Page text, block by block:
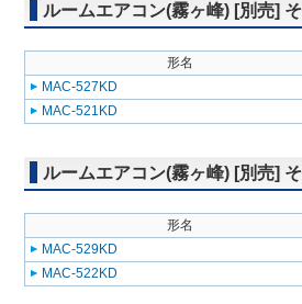
ルームエアコン(霧ヶ峰) [別売]
形名
MAC-527KD
MAC-521KD
ルームエアコン(霧ヶ峰) [別売]
形名
MAC-529KD
MAC-522KD